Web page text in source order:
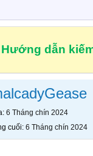
Hướng dẫn
6 Tháng chín 2024
cuối 6 Tháng chín 2024